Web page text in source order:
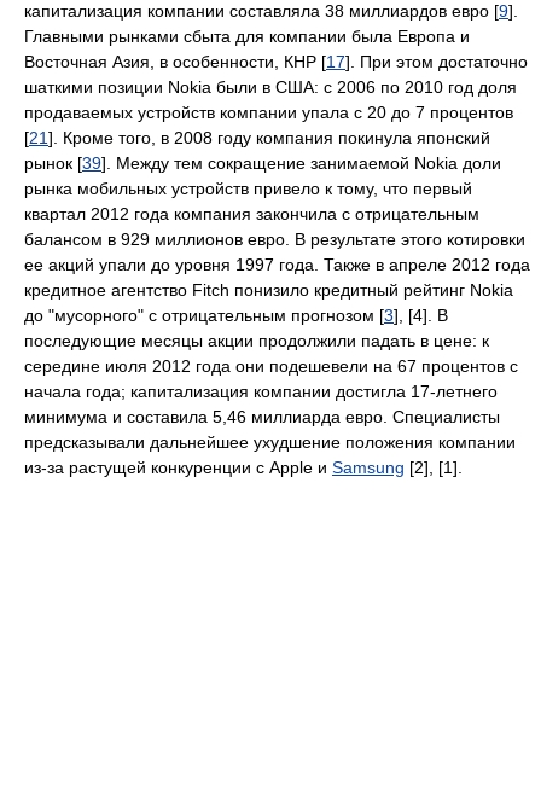
капитализация компании составляла 38 миллиардов евро [9].
Главными рынками сбыта для компании была Европа и
Восточная Азия, в особенности, КНР [17]. При этом достаточно
шаткими позиции Nokia были в США: с 2006 по 2010 год доля
продаваемых устройств компании упала с 20 до 7 процентов
[21]. Кроме того, в 2008 году компания покинула японский
рынок [39]. Между тем сокращение занимаемой Nokia доли
рынка мобильных устройств привело к тому, что первый
квартал 2012 года компания закончила с отрицательным
балансом в 929 миллионов евро. В результате этого котировки
ее акций упали до уровня 1997 года. Также в апреле 2012 года
кредитное агентство Fitch понизило кредитный рейтинг Nokia
до "мусорного" с отрицательным прогнозом [3], [4]. В
последующие месяцы акции продолжили падать в цене: к
середине июля 2012 года они подешевели на 67 процентов с
начала года; капитализация компании достигла 17-летнего
минимума и составила 5,46 миллиарда евро. Специалисты
предсказывали дальнейшее ухудшение положения компании
из-за растущей конкуренции с Apple и Samsung [2], [1].